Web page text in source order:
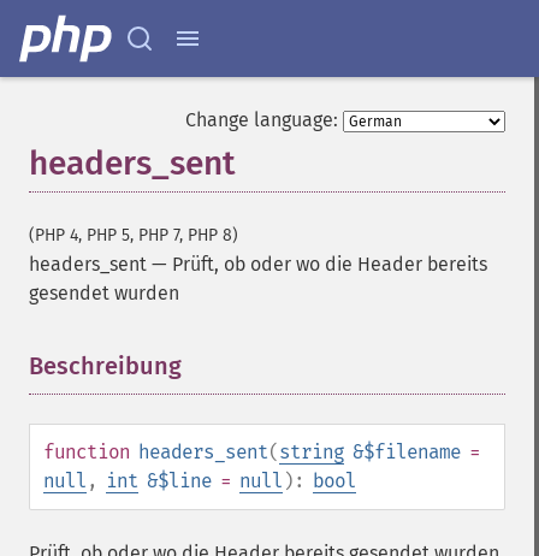
Change language:
headers_sent
(PHP 4, PHP 5, PHP 7, PHP 8)
headers_sent — Prüft, ob oder wo die Header bereits
gesendet wurden
Beschreibung
function headers_sent(string &$filename =
null , int &$line = null ): bool